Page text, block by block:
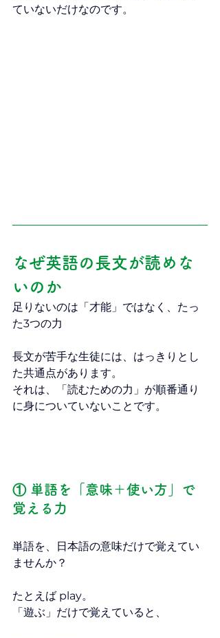
ていないだけなのです。
なぜ英語の長文が読めな
いのか
足りないのは「才能」ではなく、たっ
た3つの力
長文が苦手な生徒には、はっきりとし
た共通点があります。
それは、「読むための力」が順番通り
に身についていないことです。
① 単語を「意味＋使い方」で
覚える力
単語を、日本語の意味だけで覚えてい
ませんか？
たとえば play。
「遊ぶ」だけで覚えていると、